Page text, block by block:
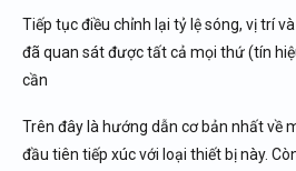
Tiếp tục điều chỉnh lại tỷ lệ sóng, vị trí
đã quan sát được tất cả mọi thứ (tín
cần
Trên đây là hướng dẫn cơ bản nhất về
đầu tiên tiếp xúc với loại thiết bị này.